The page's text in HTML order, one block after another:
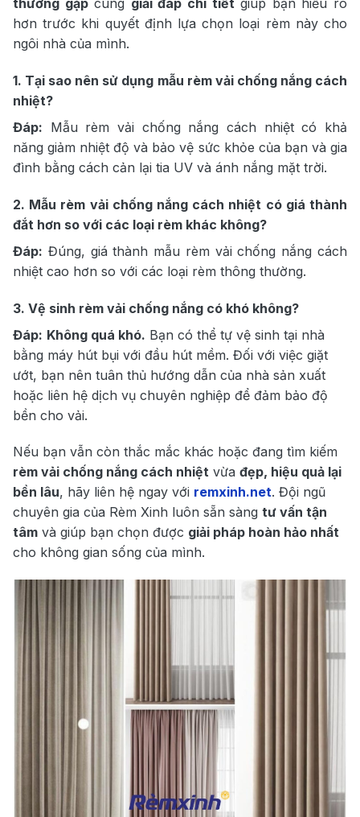
thường gặpcùng giải đáp chi tiếtgiúp bạn hiểu rõ
hơn trước khi quyết định lựa chọn loại rèm này cho
ngôi nhà của mình.
1. Tại sao nên sử dụng mẫu rèm vải chống nắng cách
nhiệt?
Đáp: Mẫu rèm vải chống nắng cách nhiệt có khả
năng giảm nhiệt độ và bảo vệ sức khỏe của bạn và gia
đình bằng cách cản lại tia UV và ánh nắng mặt trời.
2. Mẫu rèm vải chống nắng cách nhiệt có giá thành
đắt hơn so với các loại rèm khác không?
Đáp: Đúng, giá thành mẫu rèm vải chống nắng cách
nhiệt cao hơn so với các loại rèm thông thường.
3. Vệ sinh rèm vải chống nắng có khó không?
Đáp: Không quá khó. Bạn có thể tự vệ sinh tại nhà
bằng máy hút bụi với đầu hút mềm. Đối với việc giặt
ướt, bạn nên tuân thủ hướng dẫn của nhà sản xuất
hoặc liên hệ dịch vụ chuyên nghiệp để đảm bảo độ
bền cho vải.
Nếu bạn vẫn còn thắc mắc khác hoặc đang tìm kiếm
rèm vải chống nắng cách nhiệt vừa đẹp, hiệu quả lại
bền lâu, hãy liên hệ ngay với remxinh.net. Đội ngũ
chuyên gia của Rèm Xinh luôn sẵn sàng tư vấn tận
tâm và giúp bạn chọn được giải pháp hoàn hảo nhất
cho không gian sống của mình.